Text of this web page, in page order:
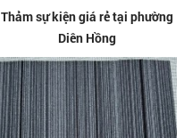
Thảm sự kiện giá rẻ tại phường
Diên Hồng